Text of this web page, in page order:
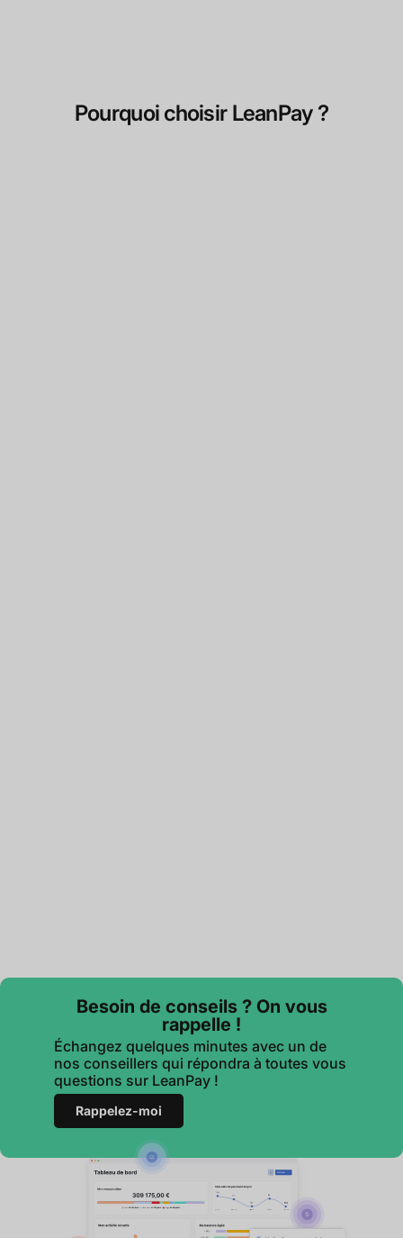
Pourquoi choisir LeanPay ?
Besoin de conseils ? On vous
rappelle !
Échangez quelques minutes avec un de
nos conseillers qui répondra à toutes vous
questions sur LeanPay !
Rappelez-moi